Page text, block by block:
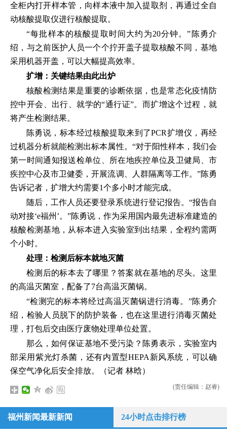
全柜内打开样本管，向样本液中加入提取剂，再通过全自
动核酸提取仪进行核酸提取。
“每批样本的核酸提取时间大约为20分钟。”陈勇介
绍，与之前医护人员一个个拧开盖子提取核酸不同，基地
采用机器开盖，可以大幅提高效率。
扩增：关键结果由此出炉
核酸检测结果是重要的诊断依据，也是常态化疫情防
控中开会、出行、就学的“通行证”。而扩增这个过程，就
将产生检测结果。
陈勇说，标本经过核酸提取来到了PCR扩增仪，再经
过机器分析就能检测出标本属性。“对于阳性样本，我们会
第一时间通知报送检单位、所在地疾控单位及卫健局、市
疾控中心及市卫健委，开展流调、人群隔离等工作。”陈勇
告诉记者，扩增大约需要1个多小时才能完成。
随后，工作人员还要登录系统进行登记报告。“报告自
动对接‘e福州’。”陈勇说，作为采用国内最先进标准建造的
核酸检测基地，从标本进入实验室到出结果，全程约需两
个小时。
处理：检测后标本就地灭菌
检测后的标本去了哪里？答案就在基地的尽头。这里
的高温灭菌室，配备了7台高温灭菌锅。
“检测完的标本将经过高温灭菌锅进行消毒。”陈勇介
绍，检验人员脱下的防护装备，也在这里进行消毒灭菌处
理，打包后交由医疗废物处理单位处置。
那么，如何保证基地不受污染？陈勇表示，实验室内
部采用紫光灯杀菌，还有内置型HEPA新风系统，可以确
保空气净化后安全排放。（记者 林晗）
(责任编辑：赵睿)
福州新闻最新新闻 24小时点击排行榜